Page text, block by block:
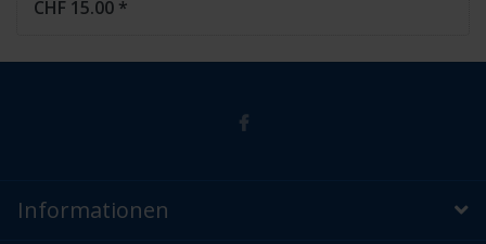
CHF 15.00 *
Informationen